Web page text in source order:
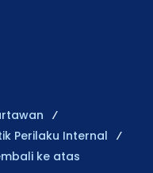
Perilaku Internal
ke atas